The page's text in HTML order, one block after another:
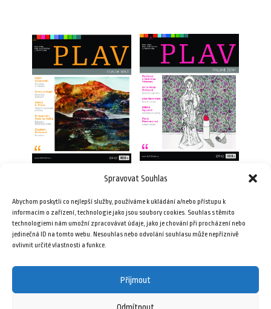
Spravovat Souhlas
Abychom poskytli co nejlepší služby, používáme k ukládání a/nebo přístupu k
informacím o zařízení, technologie jako jsou soubory cookies. Souhlas s těmito
technologiemi nám umožní zpracovávat údaje, jako je chování při procházení nebo
jedinečná ID na tomto webu. Nesouhlas nebo odvolání souhlasu může nepříznivě
ovlivnit určité vlastnosti a funkce.
Přijmout
Odmítnout
69,00Kč
Přidat do košíku
Plav 3/2012
69,00Kč
Přidat do košíku